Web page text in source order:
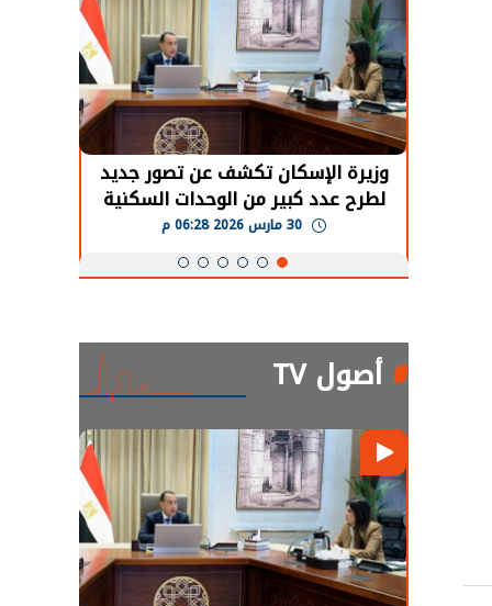
وزيرة الإسكان تكشف عن تصور جديد
لطرح عدد كبير من الوحدات السكنية
بنظام الإيجار
أصول TV